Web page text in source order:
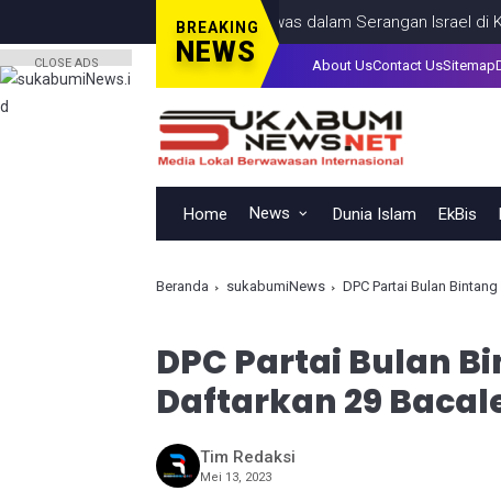
BREAKING
NEWS
Termasuk Seorang Anak, Tewas dalam Serangan Israel di Kota
About UsContact UsSitemap
Home News Dunia Islam EkBis
Beranda sukabumiNews DPC Partai Bulan
DPC Partai Bulan
Daftarkan 29
Tim Redaksi
Mei 13, 2023
CLOSE ADS